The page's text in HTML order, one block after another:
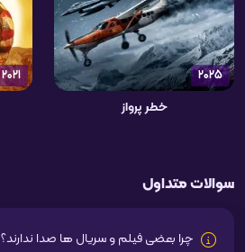
2025
خطر پرواز
2021
سوالات متداول
چرا بعضی فیلم و سریال ها صدا ندارند؟